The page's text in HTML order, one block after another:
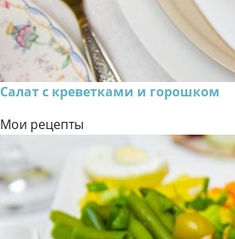
Салат с креветками и горошком
Мои рецепты